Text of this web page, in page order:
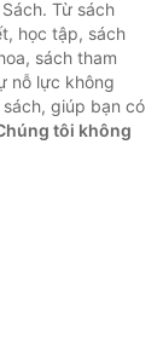
Từ sách
học tập, sách
sách tham
nỗ lực không
giúp bạn có
tôi không